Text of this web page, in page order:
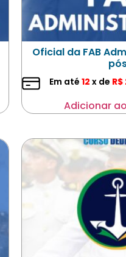
Oficial da FAB
Em até 12 x de R$
Adicionar